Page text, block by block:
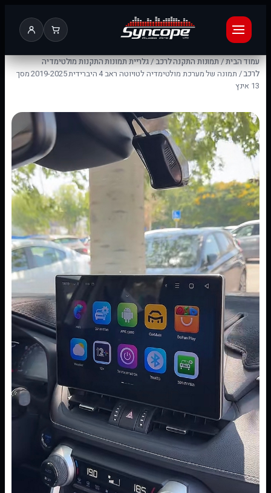
עמוד הבית/תמונות התקנה לרכב/גלריית תמונות התקנות מולטימדיה
לרכב
/ תמונה של מערכת מולטימדיה לטויוטה ראב 4 היברידית 2019-2025 מסך
13 אינץ